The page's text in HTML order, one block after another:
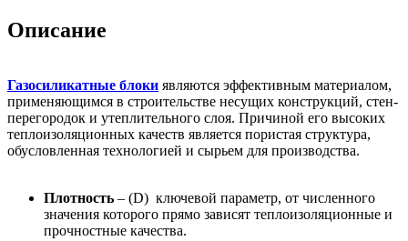
Описание
Газосиликатные блоки являются эффективным материалом,
применяющимся в строительстве несущих конструкций, стен-
перегородок и утеплительного слоя. Причиной его высоких
теплоизоляционных качеств является пористая структура,
обусловленная технологией и сырьем для производства.
Плотность – (D) ключевой параметр, от численного
значения которого прямо зависят теплоизоляционные и
прочностные качества.